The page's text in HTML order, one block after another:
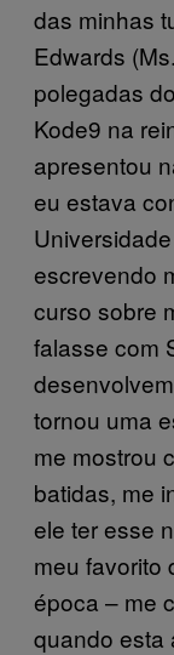
das minhas
Edwards
polegadas
Kode9 na
apresentou
eu estava
escrevendo
curso sobre
falasse com
tornou uma
me mostrou
batidas, me
ele ter esse
meu favorito
época – me
quando esta